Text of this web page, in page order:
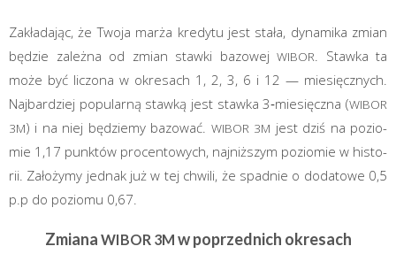
Zakła­da­jąc, że Two­ja mar­ża kre­dy­tu jest sta­ła, dyna­mi­ka zmian
będzie zależ­na od zmian staw­ki bazo­wej WIBOR
. Staw­ka ta
może być liczo­na w okre­sach 1, 2, 3, 6 i 12 — mie­sięcz­nych.
Naj­bar­dziej popu­lar­ną staw­ką jest staw­ka 3‑miesięczna (WIBOR
3M) i na niej będzie­my bazo­wać. WIBOR 3M jest dziś na pozio­
mie 1,17 punk­tów pro­cen­to­wych, naj­niż­szym pozio­mie w histo­
rii. Zało­ży­my jed­nak już w tej chwi­li, że spad­nie o doda­to­we 0,5
p.p do pozio­mu 0,67.
Zmiana WIBOR 3M w poprzednich okresach